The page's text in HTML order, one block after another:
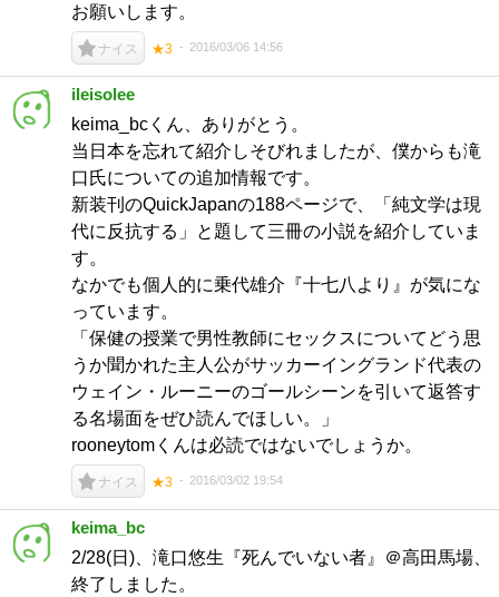
お願いします。
ナイス ★3 2016/03/06 14:56
ileisolee
keima_bcくん、ありがとう。
当日本を忘れて紹介しそびれましたが、僕からも滝
口氏についての追加情報です。
新装刊のQuickJapanの188ページで、「純文学は現
代に反抗する」と題して三冊の小説を紹介していま
す。
なかでも個人的に乗代雄介『十七八より』が気にな
っています。
「保健の授業で男性教師にセックスについてどう思
うか聞かれた主人公がサッカーイングランド代表の
ウェイン・ルーニーのゴールシーンを引いて返答す
る名場面をぜひ読んでほしい。」
rooneytomくんは必読ではないでしょうか。
ナイス ★3 2016/03/02 19:54
keima_bc
2/28(日)、滝口悠生『死んでいない者』＠高田馬場、
終了しました。